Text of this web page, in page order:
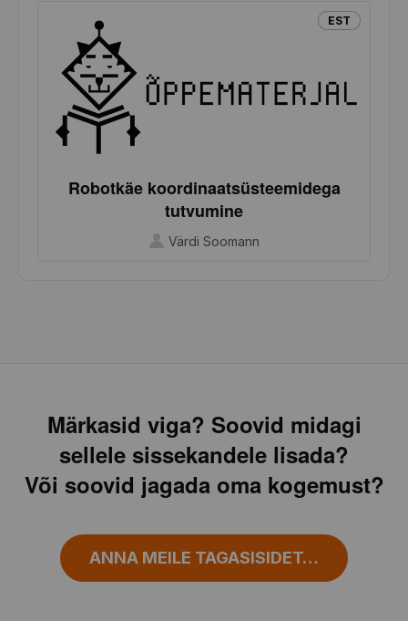
EST
Robotkäe koordinaatsüsteemidega
tutvumine
Värdi Soomann
Märkasid viga? Soovid midagi
sellele sissekandele lisada?
Või soovid jagada oma kogemust?
ANNA MEILE TAGASISIDET…